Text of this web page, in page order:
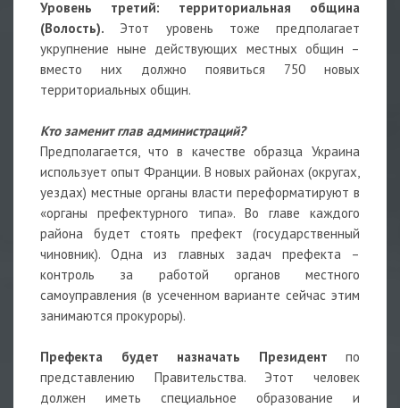
Уровень третий: территориальная община
(Волость). Этот уровень тоже предполагает
укрупнение ныне действующих местных общин –
вместо них должно появиться 750 новых
территориальных общин.
Кто заменит глав администраций?
Предполагается, что в качестве образца Украина
использует опыт Франции. В новых районах (округах,
уездах) местные органы власти переформатируют в
«органы префектурного типа». Во главе каждого
района будет стоять префект (государственный
чиновник). Одна из главных задач префекта –
контроль за работой органов местного
самоуправления (в усеченном варианте сейчас этим
занимаются прокуроры).
Префекта будет назначать Президент по
представлению Правительства. Этот человек
должен иметь специальное образование и